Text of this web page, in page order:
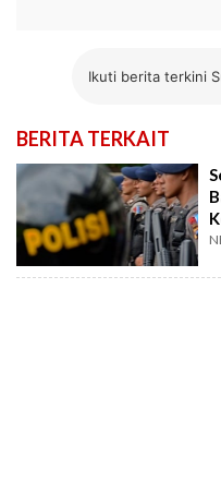
Ikuti berita terkini
BERITA TERKAIT